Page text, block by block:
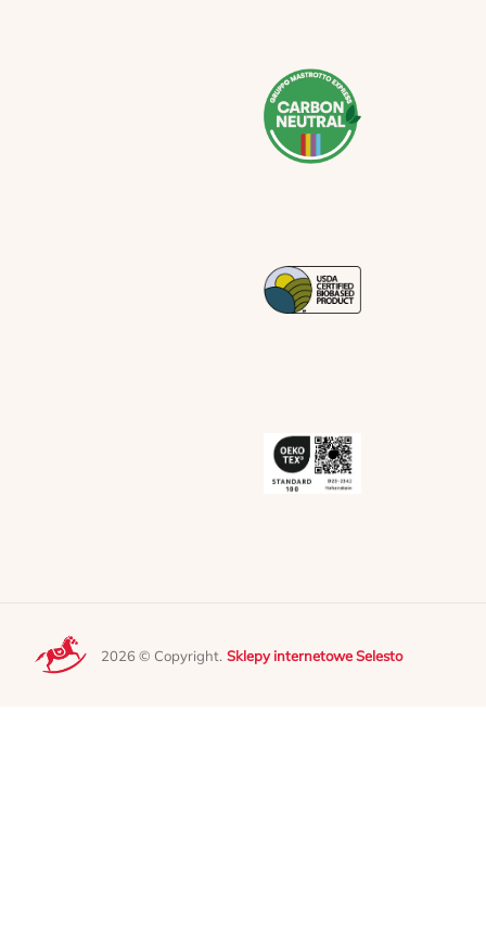
2026 © Copyright. Sklepy internetowe Selesto